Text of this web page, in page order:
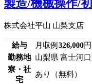
製造/機械操作/
株式会社平山 山梨支店
給与 月収例 326,000円
勤務地 山梨県 富士河
寮・社
宅
あり（無料）